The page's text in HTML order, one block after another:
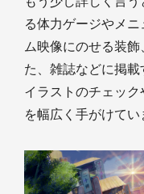
る体力ゲージやメ
ム映像にのせる装
た、雑誌などに掲
イラストのチェッ
を幅広く手がけてい